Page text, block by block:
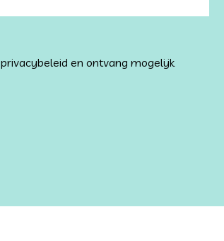
en ontvang mogelijk